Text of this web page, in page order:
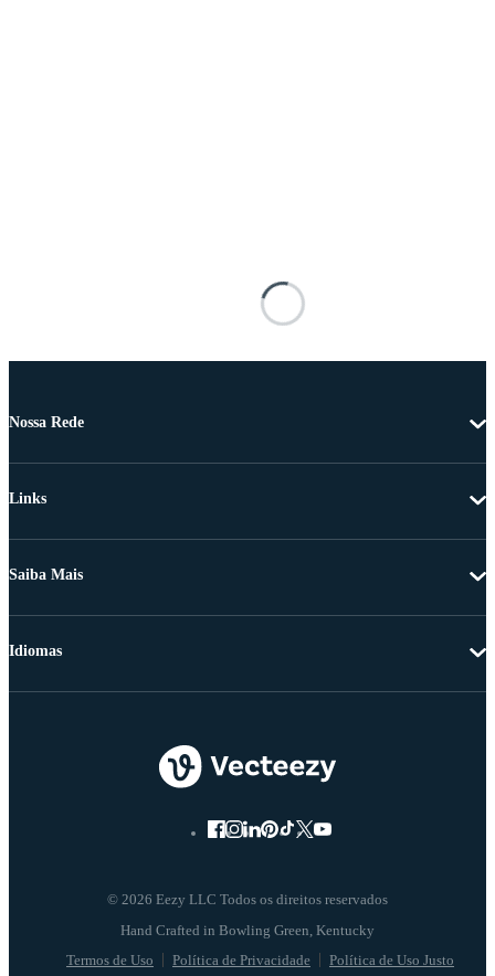
Nossa Rede
Links
Saiba Mais
© 2026 Eezy LLC Todos os direitos reservados
Termos de Uso Política de Privacidade Política de Uso Justo
Idiomas